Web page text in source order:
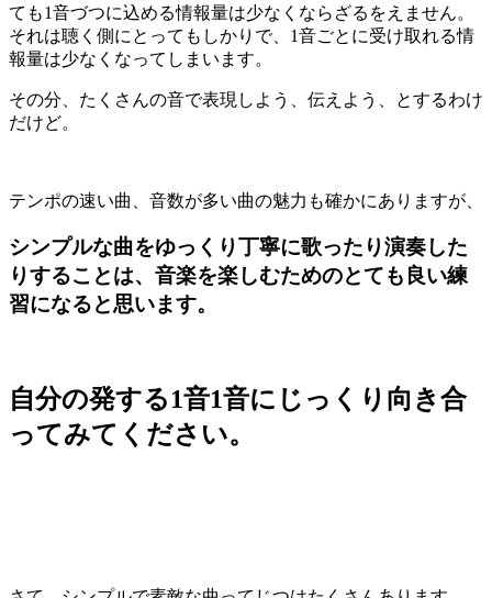
ても1音づつに込める情報量は少なくならざるをえません。
それは聴く側にとってもしかりで、 1音ごとに受け取れる情
報量は少なくなってしまいます。
その分、たくさんの音で表現しよう、伝えよう、とするわけ
だけど。
テンポの速い曲、音数が多い曲の魅力も確かにありますが、
シンプルな曲をゆっくり丁寧に歌ったり演奏した
りすることは、音楽を楽しむためのとても良い練
習になると思います。
自分の発する1音1音にじっくり向き合
ってみてください。